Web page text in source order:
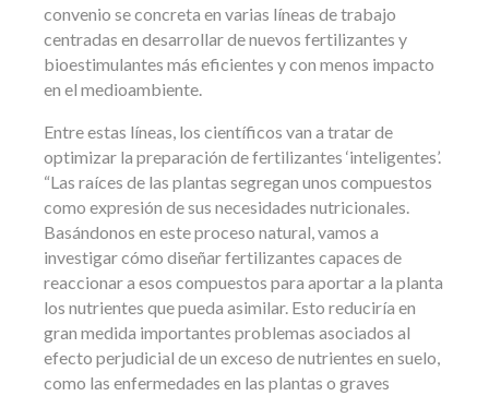
convenio se concreta en varias líneas de trabajo
centradas en desarrollar de nuevos fertilizantes y
bioestimulantes más eficientes y con menos impacto
en el medioambiente.
Entre estas líneas, los científicos van a tratar de
optimizar la preparación de fertilizantes ‘inteligentes’.
“Las raíces de las plantas segregan unos compuestos
como expresión de sus necesidades nutricionales.
Basándonos en este proceso natural, vamos a
investigar cómo diseñar fertilizantes capaces de
reaccionar a esos compuestos para aportar a la planta
los nutrientes que pueda asimilar. Esto reduciría en
gran medida importantes problemas asociados al
efecto perjudicial de un exceso de nutrientes en suelo,
como las enfermedades en las plantas o graves